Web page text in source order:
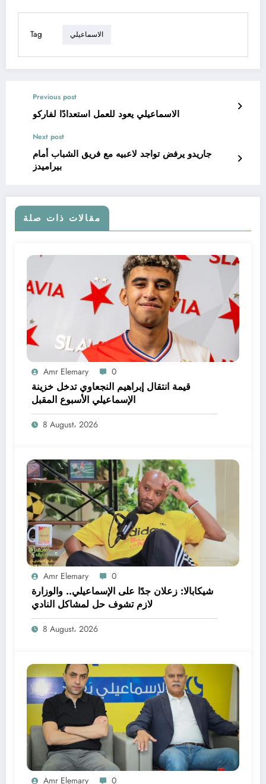
Tag الاسماعيلي
Previous post
الاسماعيلي يعود للعمل استعدادًا لفاركو
Next post
جاريدو يرفض تواجد لاعبيه مع فريق الشباب أمام
بيراميدز
مقالات ذات صلة
Amr Elemary 0
قيمة انتقال إبراهيم النجعاوي تدخل خزينة
الإسماعيلي الأسبوع المقبل
8 August، 2026
Amr Elemary 0
شيكابالا: زعلان جدًا على الإسماعيلي.. والوزارة
لازم تشوف حل لمشاكل النادي
8 August، 2026
Amr Elemary 0